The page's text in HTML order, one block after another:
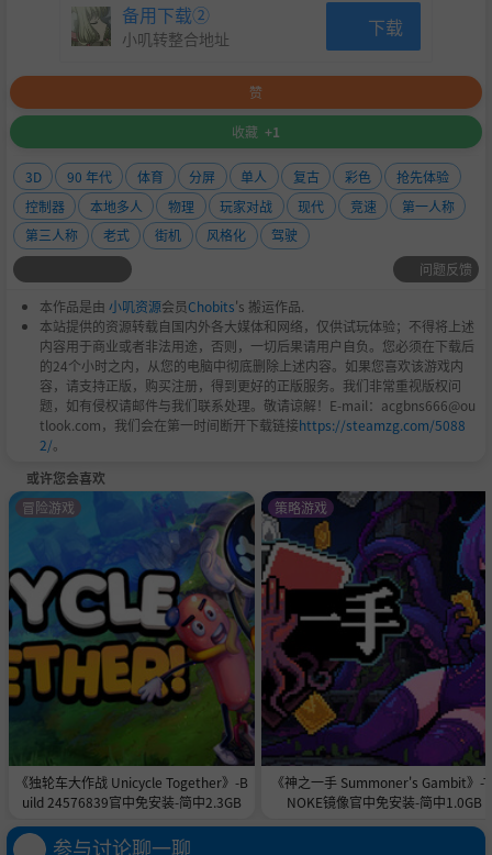
备用下载②
小叽转整合地址 下载
赞
收藏 +1
3D 90 年代 体育 分屏 单人 复古 彩色
抢先体验
控制器
本地多人 物理 玩家对战 现代 竞速
第一人称
第三人称
老式 街机 风格化
驾驶
问题反馈
本作品是由 小叽资源会员Chobits's 搬运作品.
本站提供的资源转载自国内外各大媒体和网络，仅供试玩体验；不得将上述
内容用于商业或者非法用途，否则，一切后果请用户自负。您必须在下载后
的24个小时之内，从您的电脑中彻底删除上述内容。如果您喜欢该游戏内
容，请支持正版，购买注册，得到更好的正版服务。我们非常重视版权问
题，如有侵权请邮件与我们联系处理。敬请谅解！E-mail：acgbns666@ou
tlook.com，我们会在第一时间断开下载链接https://steamzg.com/5088
2/。
或许您会喜欢
《独轮车大作战 Unicycle Together》-B
uild 24576839官中免安装-简中2.3GB
冒险游戏
《神之一手 Summoner's Gambit》-
NOKE镜像官中免安装-简中1.0GB
策略游戏
参与讨论聊一聊